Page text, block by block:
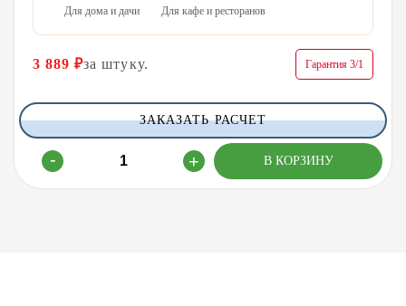
Для дома и дачи Для кафе и ресторанов
3 889 ₽за штуку. Гарантия 3/1
ЗАКАЗАТЬ РАСЧЕТ